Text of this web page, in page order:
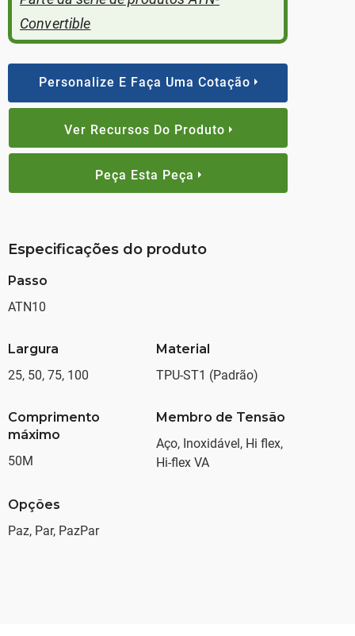
Convertible
Personalize E Faça Uma Cotação
Ver Recursos Do Produto
Peça Esta Peça
Especificações do produto
Passo
ATN10
Largura
25, 50, 75, 100
Material
TPU-ST1 (Padrão)
Comprimento
máximo
50M
Membro de Tensão
Aço, Inoxidável, Hi flex,
Hi-flex VA
Opções
Paz, Par, PazPar